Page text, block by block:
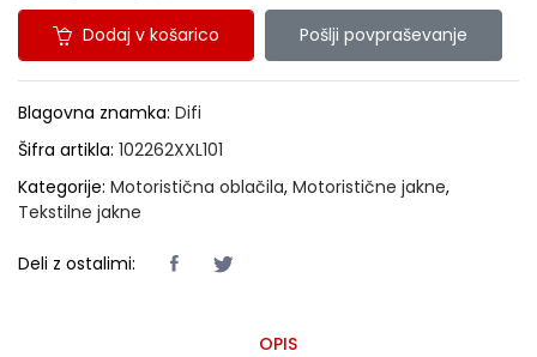
Dodaj v košarico Pošlji povpraševanje
Blagovna znamka: Difi
Šifra artikla: 102262XXL101
Kategorije: Motoristična oblačila, Motoristične jakne,
Tekstilne jakne
Deli z ostalimi:
OPIS